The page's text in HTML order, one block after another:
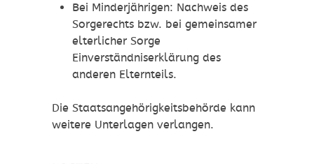
Bei Minderjährigen: Nachweis des
Sorgerechts bzw. bei gemeinsamer
elterlicher Sorge
Einverständniserklärung des
anderen Elternteils.
Die Staatsangehörigkeitsbehörde kann
weitere Unterlagen verlangen.